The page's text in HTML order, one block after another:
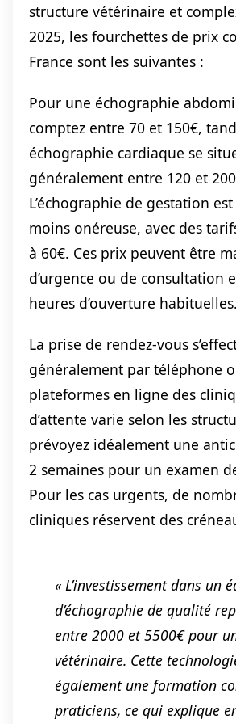
structure vétérinaire et
2025, les fourchettes de prix
France sont les suivantes :
Pour une échographie
comptez entre 70 et 150€,
échographie cardiaque se
généralement entre 120 et
L’échographie de gestation
moins onéreuse, avec des
à 60€. Ces prix peuvent être
d’urgence ou de consultation
heures d’ouverture habituelles.
La prise de rendez-vous
généralement par téléphone
plateformes en ligne des
d’attente varie selon les
prévoyez idéalement une
2 semaines pour un examen
Pour les cas urgents, de
cliniques réservent des
« L’investissement dans un
d’échographie de qualité
entre 2000 et 5500€ pour
vétérinaire. Cette
également une formation
praticiens, ce qui explique